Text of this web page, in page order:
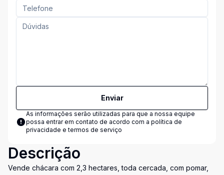
Enviar
As informações serão utilizadas para que a nossa equipe
possa entrar em contato de acordo com a política de
privacidade e termos de serviço
Descrição
Vende chácara com 2,3 hectares, toda cercada, com pomar,